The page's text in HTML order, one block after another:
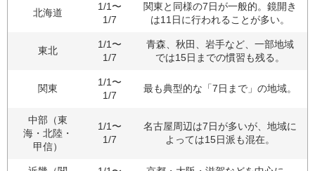
北海道
1/1〜
1/7
関東と同様の7日が一般的。鏡開き
は11日に行われることが多い。
東北
1/1〜
1/7
青森、秋田、岩手など、一部地域
では15日までの慣習も残る。
関東
1/1〜
1/7
最も典型的な「7日まで」の地域。
中部（東
海・北陸・
甲信）
1/1〜
1/7
名古屋周辺は7日が多いが、地域に
よっては15日派も混在。